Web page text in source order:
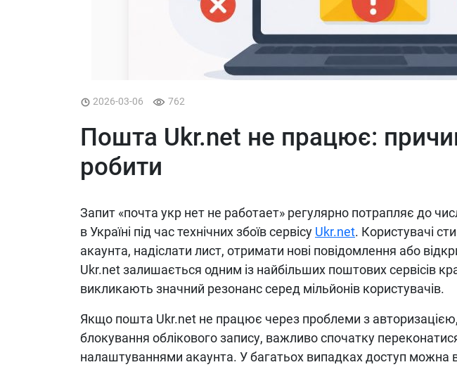
2026-03-06 762
Пошта Ukr.net не працює:
робити
Запит «почта укр нет не работает» регулярно потрапляє до
в Україні під час технічних збоїв сервісу Ukr.net. Користувачі
акаунта, надіслати лист, отримати нові повідомлення або
Ukr.net залишається одним із найбільших поштових сервісів
викликають значний резонанс серед мільйонів користувачів.
Якщо пошта Ukr.net не працює через проблеми з
блокування облікового запису, важливо спочатку
налаштуваннями акаунта. У багатьох випадках доступ можна